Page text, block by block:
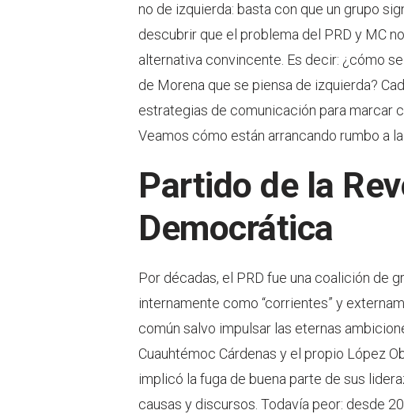
no de izquierda: basta con que un grupo
descubrir que el problema del PRD y MC
alternativa convincente. Es decir: ¿cómo
de Morena que se piensa de izquierda?
estrategias de comunicación para marcar
Veamos cómo están arrancando rumbo a
Partido de la
Democrática
Por décadas, el PRD fue una coalición de
internamente como “corrientes” y
común salvo impulsar las eternas
Cuauhtémoc Cárdenas y el propio López
implicó la fuga de buena parte de sus
causas y discursos. Todavía peor: desde